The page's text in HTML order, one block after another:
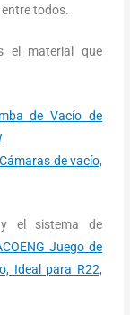
todos.
el material que
de Vacío de
de vacío,
el sistema de
Juego de
Ideal para R22,